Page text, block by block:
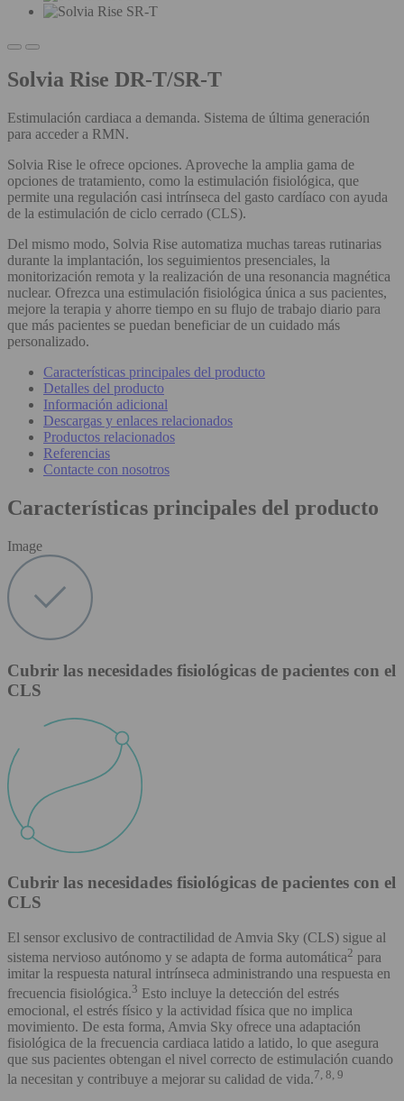
Solvia Rise DR-T/SR-T
Estimulación cardiaca a demanda. Sistema de última generación
para acceder a RMN.
Solvia Rise le ofrece opciones. Aproveche la amplia gama de
opciones de tratamiento, como la estimulación fisiológica, que
permite una regulación casi intrínseca del gasto cardíaco con ayuda
de la estimulación de ciclo cerrado (CLS).
Del mismo modo, Solvia Rise automatiza muchas tareas rutinarias
durante la implantación, los seguimientos presenciales, la
monitorización remota y la realización de una resonancia magnética
nuclear. Ofrezca una estimulación fisiológica única a sus pacientes,
mejore la terapia y ahorre tiempo en su flujo de trabajo diario para
que más pacientes se puedan beneficiar de un cuidado más
personalizado.
Características principales del producto
Detalles del producto
Información adicional
Descargas y enlaces relacionados
Productos relacionados
Referencias
Contacte con nosotros
Características principales del producto
Image
Cubrir las necesidades fisiológicas de pacientes con el
CLS
Cubrir las necesidades fisiológicas de pacientes con el
CLS
El sensor exclusivo de contractilidad de Amvia Sky (CLS) sigue al
sistema nervioso autónomo y se adapta de forma automática2 para
imitar la respuesta natural intrínseca administrando una respuesta en
frecuencia fisiológica.3 Esto incluye la detección del estrés
emocional, el estrés físico y la actividad física que no implica
movimiento. De esta forma, Amvia Sky ofrece una adaptación
fisiológica de la frecuencia cardiaca latido a latido, lo que asegura
que sus pacientes obtengan el nivel correcto de estimulación cuando
la necesitan y contribuye a mejorar su calidad de vida.7, 8, 9